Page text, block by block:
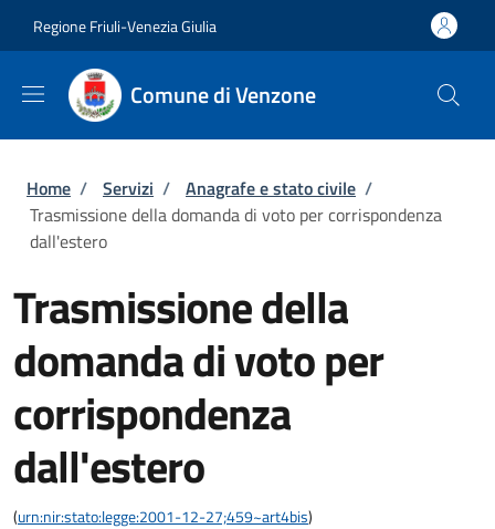
Regione Friuli-Venezia Giulia
Comune di Venzone
Briciole di pane
Home / Servizi / Anagrafe e stato civile /
Trasmissione della domanda di voto per corrispondenza
dall'estero
Trasmissione della
domanda di voto per
corrispondenza
dall'estero
(urn:nir:stato:legge:2001-12-27;459~art4bis)